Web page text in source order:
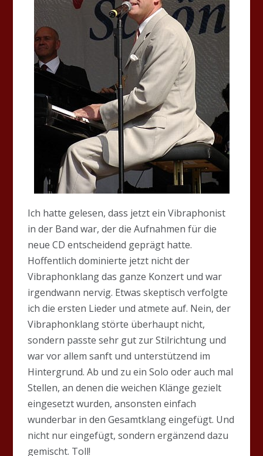
Ich hatte gelesen, dass jetzt ein Vibraphonist
in der Band war, der die Aufnahmen für die
neue CD entscheidend geprägt hatte.
Hoffentlich dominierte jetzt nicht der
Vibraphonklang das ganze Konzert und war
irgendwann nervig. Etwas skeptisch verfolgte
ich die ersten Lieder und atmete auf. Nein, der
Vibraphonklang störte überhaupt nicht,
sondern passte sehr gut zur Stilrichtung und
war vor allem sanft und unterstützend im
Hintergrund. Ab und zu ein Solo oder auch mal
Stellen, an denen die weichen Klänge gezielt
eingesetzt wurden, ansonsten einfach
wunderbar in den Gesamtklang eingefügt. Und
nicht nur eingefügt, sondern ergänzend dazu
gemischt. Toll!